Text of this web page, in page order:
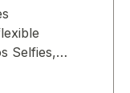
Selfies,